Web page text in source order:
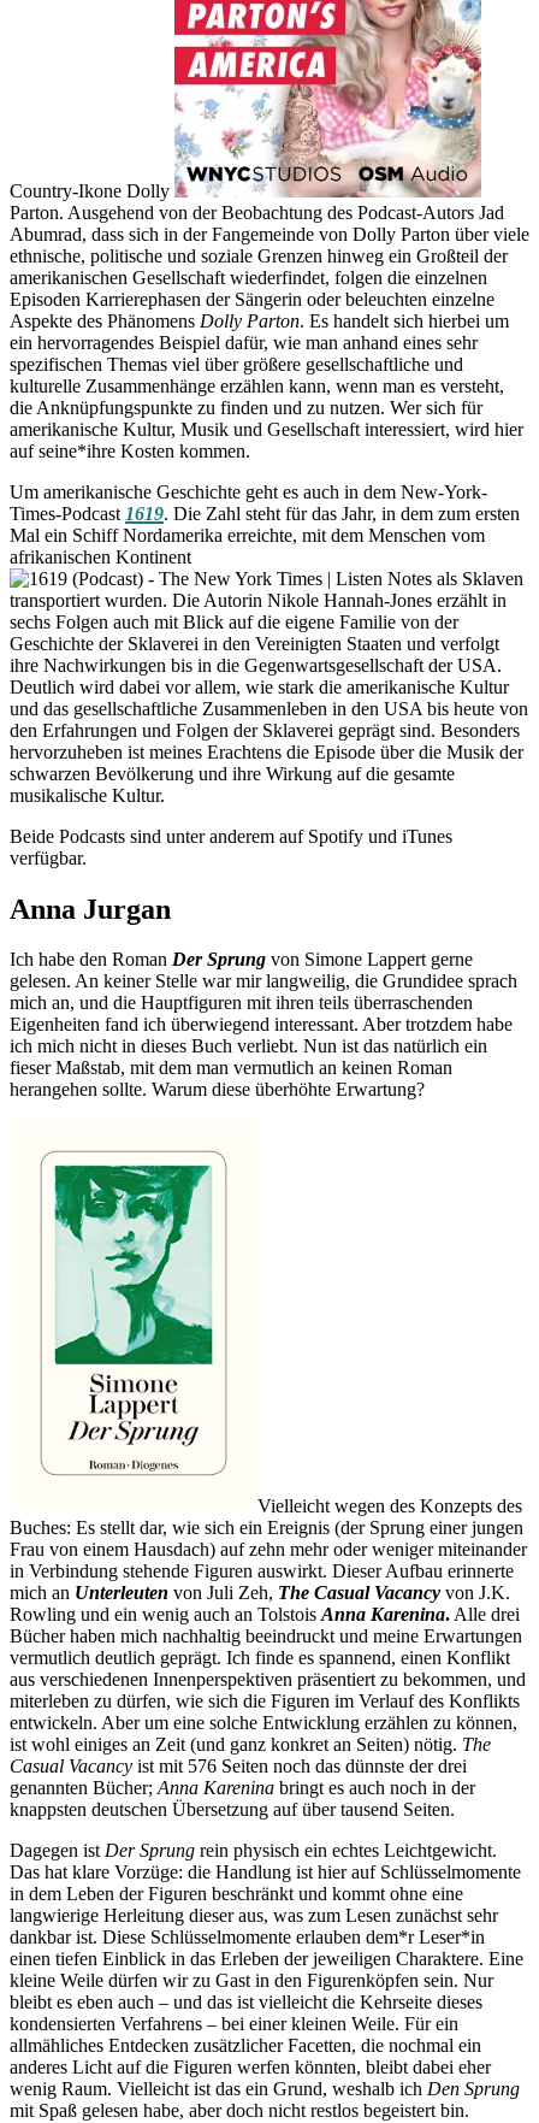
Country-Ikone Dolly
Parton. Ausgehend von der Beobachtung des Podcast-Autors Jad
Abumrad, dass sich in der Fangemeinde von Dolly Parton über viele
ethnische, politische und soziale Grenzen hinweg ein Großteil der
amerikanischen Gesellschaft wiederfindet, folgen die einzelnen
Episoden Karrierephasen der Sängerin oder beleuchten einzelne
Aspekte des Phänomens Dolly Parton. Es handelt sich hierbei um
ein hervorragendes Beispiel dafür, wie man anhand eines sehr
spezifischen Themas viel über größere gesellschaftliche und
kulturelle Zusammenhänge erzählen kann, wenn man es versteht,
die Anknüpfungspunkte zu finden und zu nutzen. Wer sich für
amerikanische Kultur, Musik und Gesellschaft interessiert, wird hier
auf seine*ihre Kosten kommen.
Um amerikanische Geschichte geht es auch in dem New-York-
Times-Podcast 1619. Die Zahl steht für das Jahr, in dem zum ersten
Mal ein Schiff Nordamerika erreichte, mit dem Menschen vom
afrikanischen Kontinent
als Sklaven
transportiert wurden. Die Autorin Nikole Hannah-Jones erzählt in
sechs Folgen auch mit Blick auf die eigene Familie von der
Geschichte der Sklaverei in den Vereinigten Staaten und verfolgt
ihre Nachwirkungen bis in die Gegenwartsgesellschaft der USA.
Deutlich wird dabei vor allem, wie stark die amerikanische Kultur
und das gesellschaftliche Zusammenleben in den USA bis heute von
den Erfahrungen und Folgen der Sklaverei geprägt sind. Besonders
hervorzuheben ist meines Erachtens die Episode über die Musik der
schwarzen Bevölkerung und ihre Wirkung auf die gesamte
musikalische Kultur.
Beide Podcasts sind unter anderem auf Spotify und iTunes
verfügbar.
Anna Jurgan
Ich habe den Roman Der Sprung von Simone Lappert gerne
gelesen. An keiner Stelle war mir langweilig, die Grundidee sprach
mich an, und die Hauptfiguren mit ihren teils überraschenden
Eigenheiten fand ich überwiegend interessant. Aber trotzdem habe
ich mich nicht in dieses Buch verliebt. Nun ist das natürlich ein
fieser Maßstab, mit dem man vermutlich an keinen Roman
herangehen sollte. Warum diese überhöhte Erwartung?
Vielleicht wegen des Konzepts des
Buches: Es stellt dar, wie sich ein Ereignis (der Sprung einer jungen
Frau von einem Hausdach) auf zehn mehr oder weniger miteinander
in Verbindung stehende Figuren auswirkt. Dieser Aufbau erinnerte
mich an Unterleuten von Juli Zeh, The Casual Vacancy von J.K.
Rowling und ein wenig auch an TolstoisAnna Karenina.Alle drei
Bücher haben mich nachhaltig beeindruckt und meine Erwartungen
vermutlich deutlich geprägt. Ich finde es spannend, einen Konflikt
aus verschiedenen Innenperspektiven präsentiert zu bekommen, und
miterleben zu dürfen, wie sich die Figuren im Verlauf des Konflikts
entwickeln. Aber um eine solche Entwicklung erzählen zu können,
ist wohl einiges an Zeit (und ganz konkret an Seiten) nötig. The
Casual Vacancy ist mit 576 Seiten noch das dünnste der drei
genannten Bücher;Anna Karenina bringt es auch noch in der
knappsten deutschen Übersetzung auf über tausend Seiten.
Dagegen istDer Sprung rein physisch ein echtes Leichtgewicht.
Das hat klare Vorzüge: die Handlung ist hier auf Schlüsselmomente
in dem Leben der Figuren beschränkt und kommt ohne eine
langwierige Herleitung dieser aus, was zum Lesen zunächst sehr
dankbar ist. Diese Schlüsselmomente erlauben dem*r Leser*in
einen tiefen Einblick in das Erleben der jeweiligen Charaktere. Eine
kleine Weile dürfen wir zu Gast in den Figurenköpfen sein. Nur
bleibt es eben auch – und das ist vielleicht die Kehrseite dieses
kondensierten Verfahrens – bei einer kleinen Weile. Für ein
allmähliches Entdecken zusätzlicher Facetten, die nochmal ein
anderes Licht auf die Figuren werfen könnten, bleibt dabei eher
wenig Raum. Vielleicht ist das ein Grund, weshalb ich Den Sprung
mit Spaß gelesen habe, aber doch nicht restlos begeistert bin.